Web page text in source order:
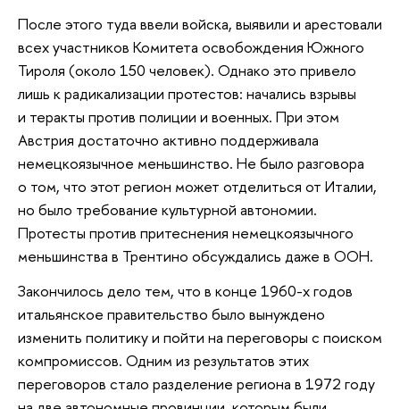
После этого туда ввели войска, выявили и арестовали
всех участников Комитета освобождения Южного
Тироля (около 150 человек). Однако это привело
лишь к радикализации протестов: начались взрывы
и теракты против полиции и военных. При этом
Австрия достаточно активно поддерживала
немецкоязычное меньшинство. Не было разговора
о том, что этот регион может отделиться от Италии,
но было требование культурной автономии.
Протесты против притеснения немецкоязычного
меньшинства в Трентино обсуждались даже в ООН.
Закончилось дело тем, что в конце 1960-х годов
итальянское правительство было вынуждено
изменить политику и пойти на переговоры с поиском
компромиссов. Одним из результатов этих
переговоров стало разделение региона в 1972 году